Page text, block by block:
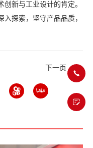
新与工业设计的肯定。
探索，坚守产品品质，
下一页